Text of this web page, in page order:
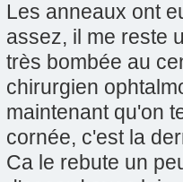
Les anneaux ont
assez, il me reste
très bombée au
chirurgien
maintenant qu'on
cornée, c'est la
Ca le rebute un